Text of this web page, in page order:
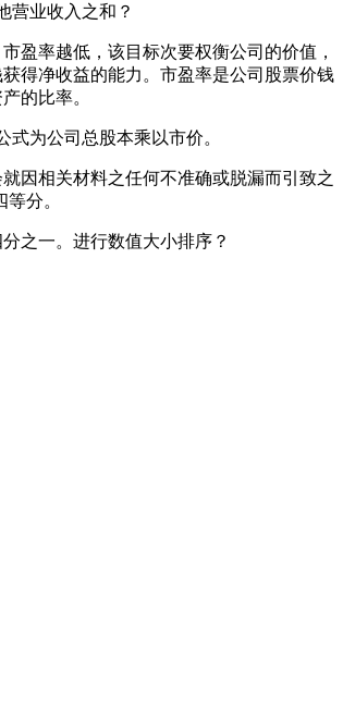
营业收入之和？
率越低，该目标次要权衡公司的价值，
得净收益的能力。市盈率是公司股票价钱
的比率。
为公司总股本乘以市价。
因相关材料之任何不准确或脱漏而引致之
分。
之一。进行数值大小排序？